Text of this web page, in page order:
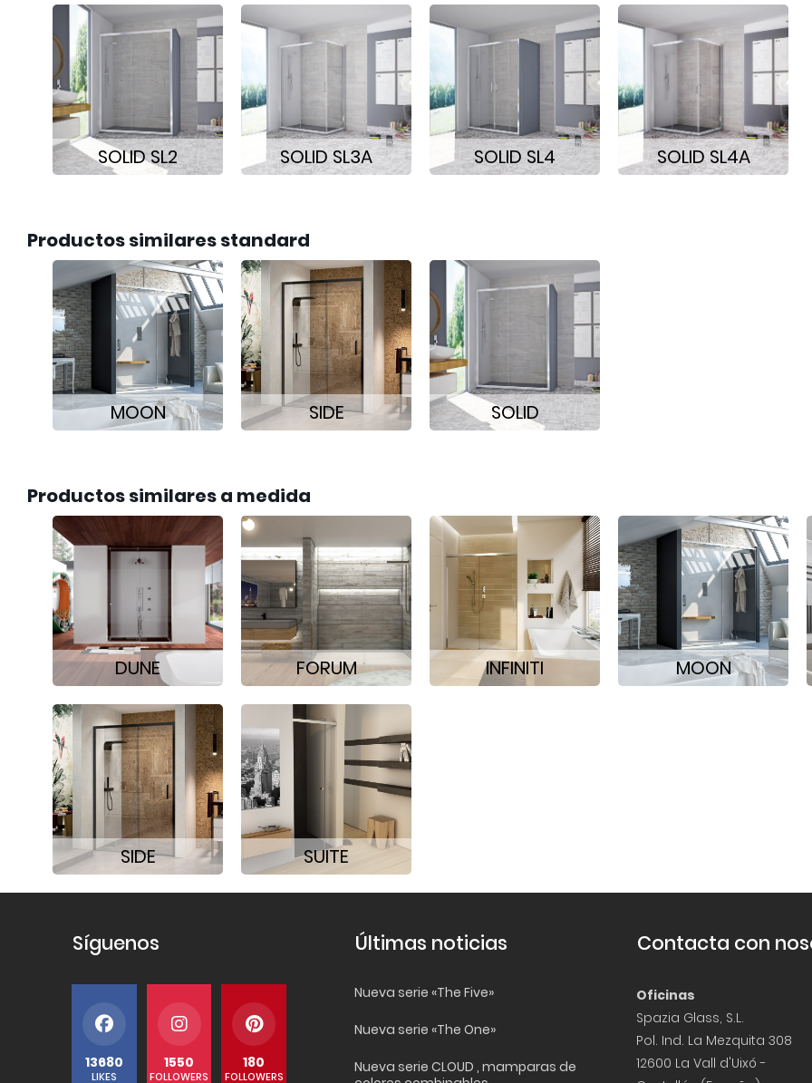
SOLID SL2 SOLID SL3A SOLID SL4 SOLID SL4A
Productos similares standard
MOON SIDE SOLID
Productos similares a medida
DUNE FORUM INFINITI MOON
SIDE SUITE
Síguenos
13680
LIKES
1550
FOLLOWERS
180
FOLLOWERS
Últimas noticias
Nueva serie «The Five»
Nueva serie «The One»
Nueva serie CLOUD , mamparas de
Contacta con
Oficinas
Spazia Glass, S.L.
Pol. Ind. La Mezquita 308
12600 La Vall d'Uixó -